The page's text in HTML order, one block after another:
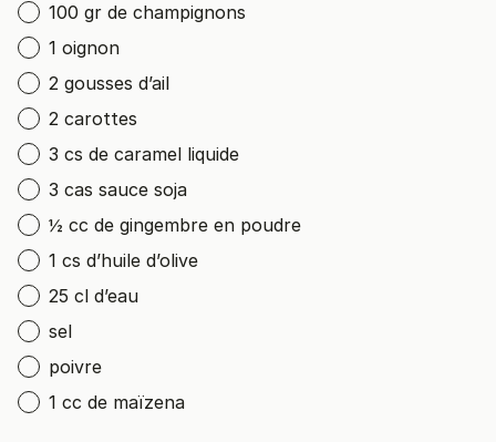
100 gr de champignons
1 oignon
2 gousses d’ail
2 carottes
3 cs de caramel liquide
3 cas sauce soja
½ cc de gingembre en poudre
1 cs d’huile d’olive
25 cl d’eau
sel
poivre
1 cc de maïzena